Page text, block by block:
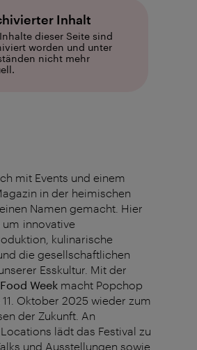
Inhalt
dieser Seite sind
worden und unter
nicht mehr
mit Events und einem
in der heimischen
Namen gemacht. Hier
innovative
kulinarische
die gesellschaftlichen
Esskultur. Mit der
Week macht Popchop
Oktober 2025 wieder zum
der Zukunft. An
lädt das Festival zu
und Ausstellungen sowie